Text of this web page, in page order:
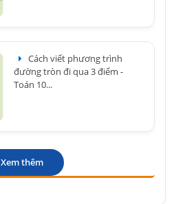
Cách viết phương trình
đường tròn đi qua 3 điểm -
Toán 10...
Xem thêm